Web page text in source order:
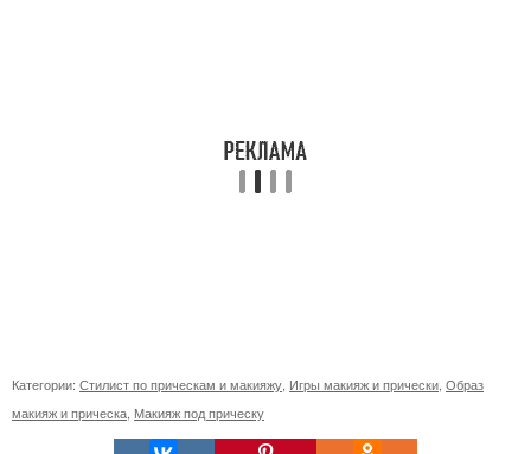
Категории: Стилист по прическам и макияжу Игры макияж и прически Образ
макияж и прическа Макияж под прическу